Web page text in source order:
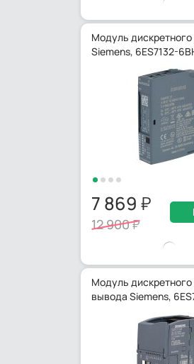
Модуль
Siemens, 6ES7132-
7 869
12 900
Модуль
вывода Siemens,